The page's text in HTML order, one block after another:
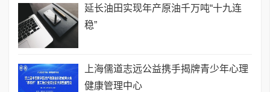
延长油田实现年产原油千万吨“十九连
稳”
上海儒道志远公益携手揭牌青少年心理
健康管理中心